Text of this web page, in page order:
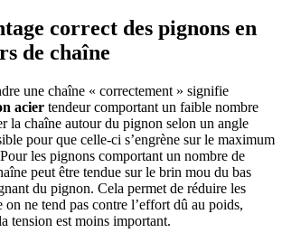
correct des pignons en
de chaîne
une chaîne « correctement » signifie
acier tendeur comportant un faible nombre
la chaîne autour du pignon selon un angle
pour que celle-ci s’engrène sur le maximum
les pignons comportant un nombre de
peut être tendue sur le brin mou du bas
du pignon. Cela permet de réduire les
ne tend pas contre l’effort dû au poids,
tension est moins important.